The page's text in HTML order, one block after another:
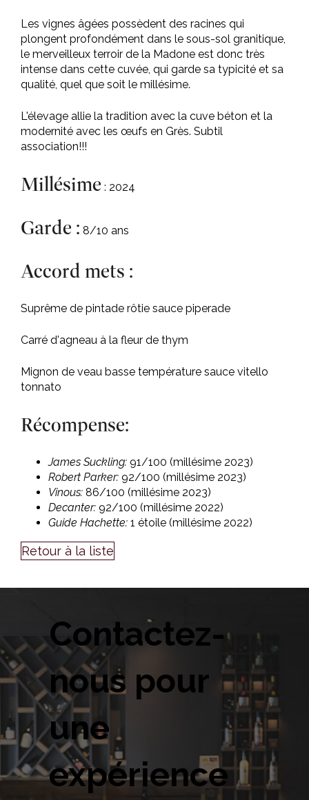
Les vignes âgées possèdent des racines qui
plongent profondément dans le sous-sol granitique,
le merveilleux terroir de la Madone est donc très
intense dans cette cuvée, qui garde sa typicité et sa
qualité, quel que soit le millésime.
L'élevage allie la tradition avec la cuve béton et la
modernité avec les œufs en Grès. Subtil
association!!!
Millésime : 2024
Garde : 8/10 ans
Accord mets :
Suprême de pintade rôtie sauce piperade
Carré d'agneau à la fleur de thym
Mignon de veau basse température sauce vitello
tonnato
Récompense:
James Suckling:91/100 (millésime 2023)
Robert Parker:92/100 (millésime 2023)
Vinous:86/100 (millésime 2023)
Decanter:92/100 (millésime 2022)
Guide Hachette:1 étoile (millésime 2022)
Retour à la liste
Contactez-
nous pour
une
expérience